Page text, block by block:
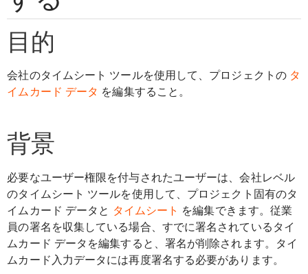
目的
会社のタイムシート ツールを使用して、プロジェクトの タ
イムカード データ を編集すること。
背景
必要なユーザー権限を付与されたユーザーは、会社レベル
のタイムシート ツールを使用して、プロジェクト固有のタ
イムカード データと タイムシート を編集できます。従業
員の署名を収集している場合、すでに署名されているタイ
ムカード データを編集すると、署名が削除されます。タイ
ムカード入力データには再度署名する必要があります。